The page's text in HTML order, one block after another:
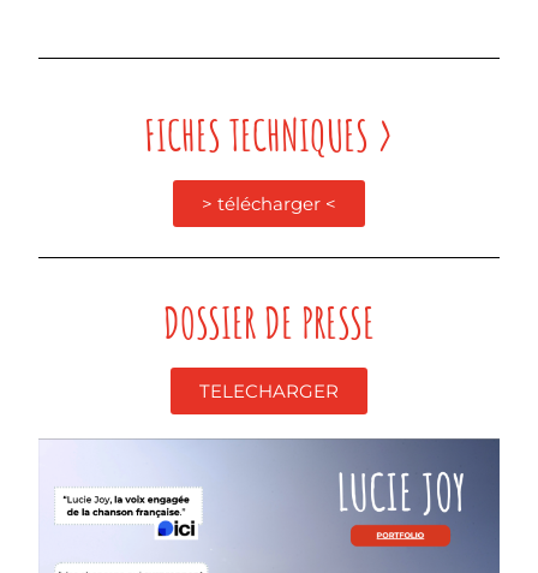
FICHES TECHNIQUES >
> télécharger <
DOSSIER DE PRESSE
TELECHARGER